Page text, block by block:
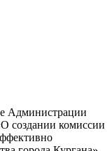
Администрации
создании комиссии